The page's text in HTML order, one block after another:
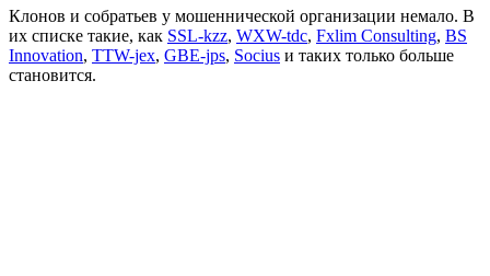
Клонов и собратьев у мошеннической организации немало. В
их списке такие, как SSL-kzz, WXW-tdc, Fxlim Consulting, BS
Innovation, TTW-jex, GBE-jps, Socius и таких только больше
становится.